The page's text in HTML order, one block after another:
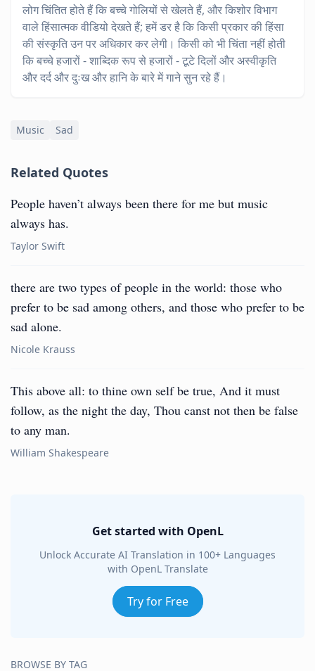
लोग चिंतित होते हैं कि बच्चे गोलियों से खेलते हैं, और किशोर विभाग
वाले हिंसात्मक वीडियो देखते हैं; हमें डर है कि किसी प्रकार की हिंसा
की संस्कृति उन पर अधिकार कर लेगी। किसी को भी चिंता नहीं होती
कि बच्चे हजारों - शाब्दिक रूप से हजारों - टूटे दिलों और अस्वीकृति
और दर्द और दुःख और हानि के बारे में गाने सुन रहे हैं।
Music Sad
Related Quotes
People haven’t always been there for me but music
always has.
Taylor Swift
there are two types of people in the world: those who
prefer to be sad among others, and those who prefer to be
sad alone.
Nicole Krauss
This above all: to thine own self be true, And it must
follow, as the night the day, Thou canst not then be false
to any man.
William Shakespeare
Get started with OpenL
Unlock Accurate AI Translation in 100+ Languages
with OpenL Translate
Try for Free
BROWSE BY TAG